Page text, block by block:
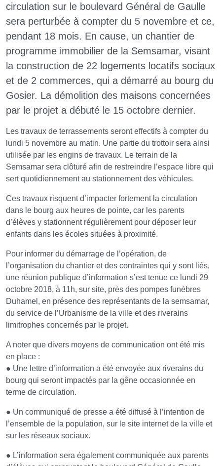
circulation sur le boulevard Général de Gaulle
sera perturbée à compter du 5 novembre et ce,
pendant 18 mois. En cause, un chantier de
programme immobilier de la Semsamar, visant
la construction de 22 logements locatifs sociaux
et de 2 commerces, qui a démarré au bourg du
Gosier. La démolition des maisons concernées
par le projet a débuté le 15 octobre dernier.
Les travaux de terrassements seront effectifs à compter du
lundi 5 novembre au matin. Une partie du trottoir sera ainsi
utilisée par les engins de travaux. Le terrain de la
Semsamar sera clôturé afin de restreindre l’espace libre qui
sert quotidiennement au stationnement des véhicules.
Ces travaux risquent d’impacter fortement la circulation
dans le bourg aux heures de pointe, car les parents
d’élèves y stationnent régulièrement pour déposer leur
enfants dans les écoles situées à proximité.
Pour informer du démarrage de l’opération, de
l’organisation du chantier et des contraintes qui y sont liés,
une réunion publique d’information s’est tenue ce lundi 29
octobre 2018, à 11h, sur site, près des pompes funèbres
Duhamel, en présence des représentants de la semsamar,
du service de l’Urbanisme de la ville et des riverains
limitrophes concernés par le projet.
A noter que divers moyens de communication ont été mis
en place :
● Une lettre d’information a été envoyée aux riverains du
bourg qui seront impactés par la gêne occasionnée en
terme de circulation.
● Un communiqué de presse a été diffusé à l’intention de
l’ensemble de la population, sur le site internet de la ville et
sur les réseaux sociaux.
● L’information sera également communiquée aux parents